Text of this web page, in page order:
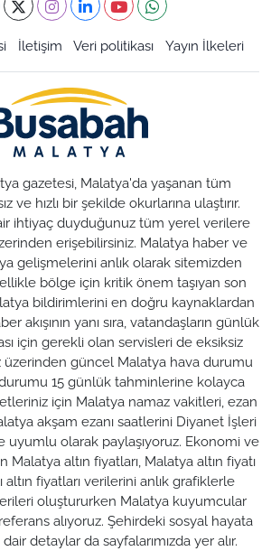
İletişim Veri politikası Yayın İlkeleri
gazetesi, Malatya'da yaşanan tüm
ve hızlı bir şekilde okurlarına ulaştırır.
ihtiyaç duyduğunuz tüm yerel verilere
erişebilirsiniz. Malatya haber ve
gelişmelerini anlık olarak sitemizden
bölge için kritik önem taşıyan son
bildirimlerini en doğru kaynaklardan
akışının yanı sıra, vatandaşların günlük
için gerekli olan servisleri de eksiksiz
üzerinden güncel Malatya hava durumu
15 günlük tahminlerine kolayca
için Malatya namaz vakitleri, ezan
akşam ezanı saatlerini Diyanet İşleri
uyumlu olarak paylaşıyoruz. Ekonomi ve
Malatya altın fiyatları, Malatya altın fiyatı
altın fiyatları verilerini anlık grafiklerle
oluştururken Malatya kuyumcular
alıyoruz. Şehirdeki sosyal hayata
detaylar da sayfalarımızda yer alır.